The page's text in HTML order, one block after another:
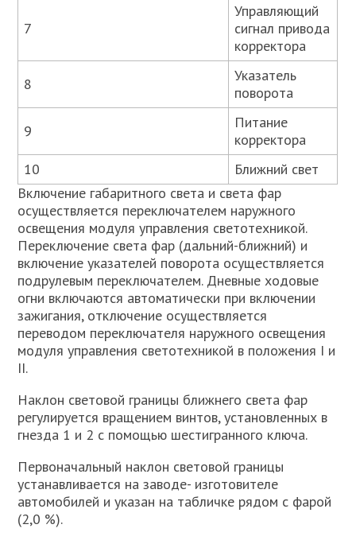
7
Управляющий
сигнал привода
корректора
8
Указатель
поворота
9
Питание
корректора
10
Ближний свет
Включение габаритного света и света фар
осуществляется переключателем наружного
освещения модуля управления светотехникой.
Переключение света фар (дальний-ближний) и
включение указателей поворота осуществляется
подрулевым переключателем. Дневные ходовые
огни включаются автоматически при включении
зажигания, отключение осуществляется
переводом переключателя наружного освещения
модуля управления светотехникой в положения I и
II.
Наклон световой границы ближнего света фар
регулируется вращением винтов, установленных в
гнезда 1 и 2 с помощью шестигранного ключа.
Первоначальный наклон световой границы
устанавливается на заводе- изготовителе
автомобилей и указан на табличке рядом с фарой
(2,0 %).